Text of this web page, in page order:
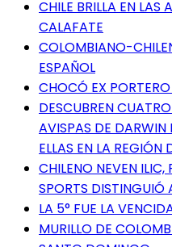
CHILE BRILLA EN LAS
CALAFATE
COLOMBIANO-
ESPAÑOL
CHOCÓ EX
DESCUBREN
AVISPAS DE DARWIN
ELLAS EN LA REGIÓN
CHILENO NEVEN
SPORTS DISTINGUIÓ
LA 5° FUE LA
MURILLO DE